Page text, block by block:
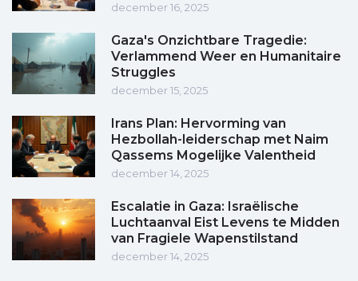
december 16, 2025
Gaza's Onzichtbare Tragedie:
Verlammend Weer en Humanitaire
Struggles
december 15, 2025
Irans Plan: Hervorming van
Hezbollah-leiderschap met Naim
Qassems Mogelijke Valentheid
december 14, 2025
Escalatie in Gaza: Israëlische
Luchtaanval Eist Levens te Midden
van Fragiele Wapenstilstand
december 14, 2025